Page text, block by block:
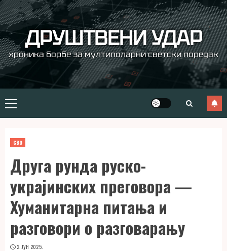
Skip
to
content ДРУШТВЕНИ УДАР
хроника борбе за мултиполарни светски поредак
Primary
Menu
СВО
Друга рунда руско-
украјинских преговора —
Хуманитарна питања и
разговори о разговарању
2. ЈУН 2025.